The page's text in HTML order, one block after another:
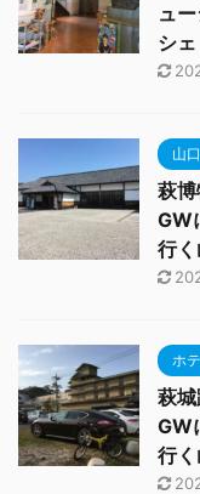
ュ
シ
山口
萩
GW
行く
ホ
萩
GW
行く